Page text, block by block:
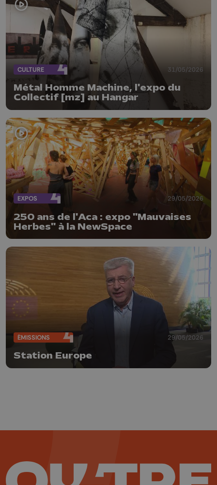
CULTURE 31/05/2026
Métal Homme Machine, l'expo du
Collectif [mz] au Hangar
EXPOS 29/05/2026
250 ans de l'Aca : expo "Mauvaises
Herbes" à la NewSpace
ÉMISSIONS 29/05/2026
Station Europe